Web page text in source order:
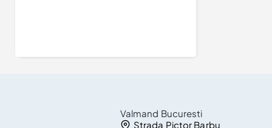
Valmand Bucuresti
Strada Pictor Barbu